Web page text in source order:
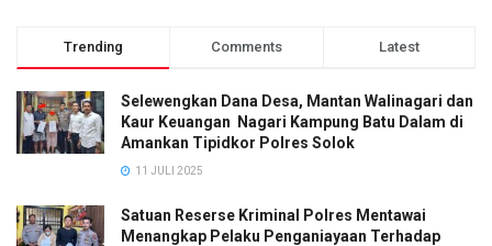
Trending Comments Latest
Selewengkan Dana Desa, Mantan Walinagari dan
Kaur Keuangan Nagari Kampung Batu Dalam di
Amankan Tipidkor Polres Solok
11 JULI 2025
Satuan Reserse Kriminal Polres Mentawai
Menangkap Pelaku Penganiayaan Terhadap